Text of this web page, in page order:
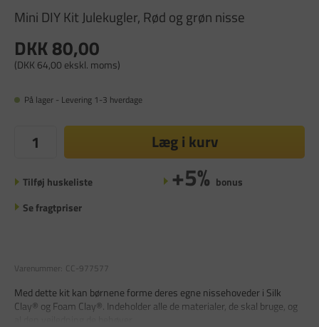
Mini DIY Kit Julekugler, Rød og grøn nisse
DKK 80,00
(DKK 64,00 ekskl. moms)
På lager - Levering 1-3 hverdage
Læg i kurv
Tilføj huskeliste +5% bonus
Se fragtpriser
Varenummer: CC-977577
Med dette kit kan børnene forme deres egne nissehoveder i Silk
Clay® og Foam Clay®. Indeholder alle de materialer, de skal bruge, og